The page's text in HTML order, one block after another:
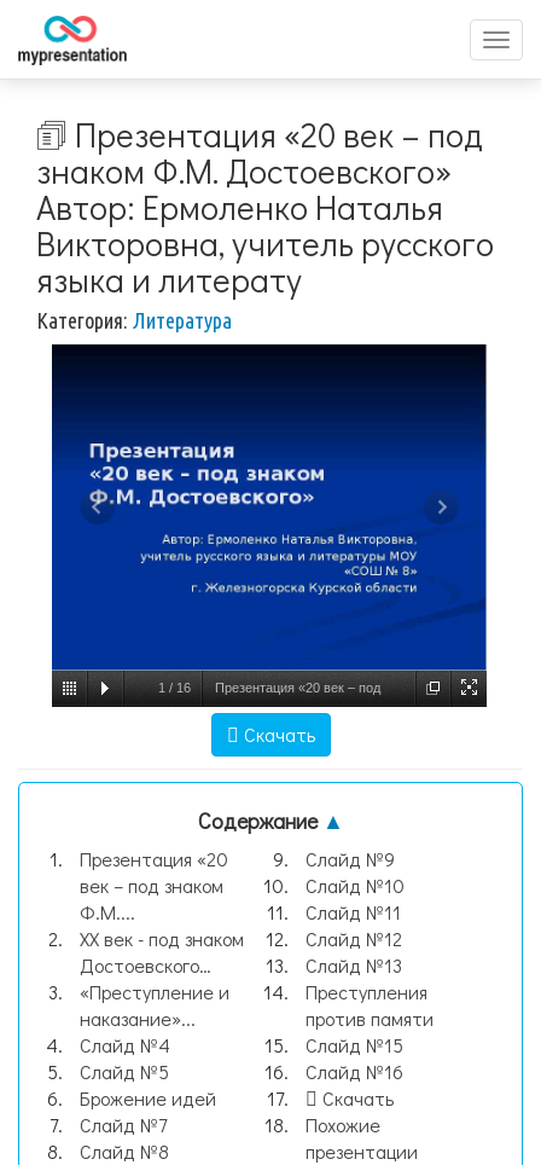
меню
🗊 Презентация «20 век – под
знаком Ф.М. Достоевского»
Автор: Ермоленко Наталья
Викторовна, учитель русского
языка и литерату
Категория: Литература
1 / 16 Презентация «20 век – под
Ермоленко Наталья Викторовна, учитель
Скачать
Содержание ▲
Презентация «20
век – под знаком
Ф.М....
ХХ век - под знаком
Достоевского…
«Преступление и
наказание»...
Слайд №4
Слайд №5
Брожение идей
Слайд №7
Слайд №8
Слайд №9
Слайд №10
Слайд №11
Слайд №12
Слайд №13
Преступления
против памяти
Слайд №15
Слайд №16
Скачать
Похожие
презентации